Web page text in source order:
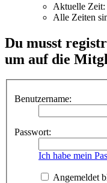
Aktuelle Zeit:
Alle Zeiten
Du musst
um auf die
Benutzername:
Passwort:
Ich habe mein
Angemeldet